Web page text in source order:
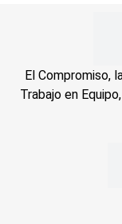
El Compromiso,
Trabajo en